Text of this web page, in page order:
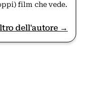
film che vede.
dell'autore →